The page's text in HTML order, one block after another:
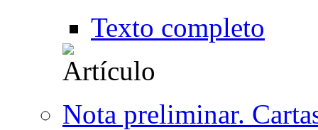
Texto completo
Nota preliminar.